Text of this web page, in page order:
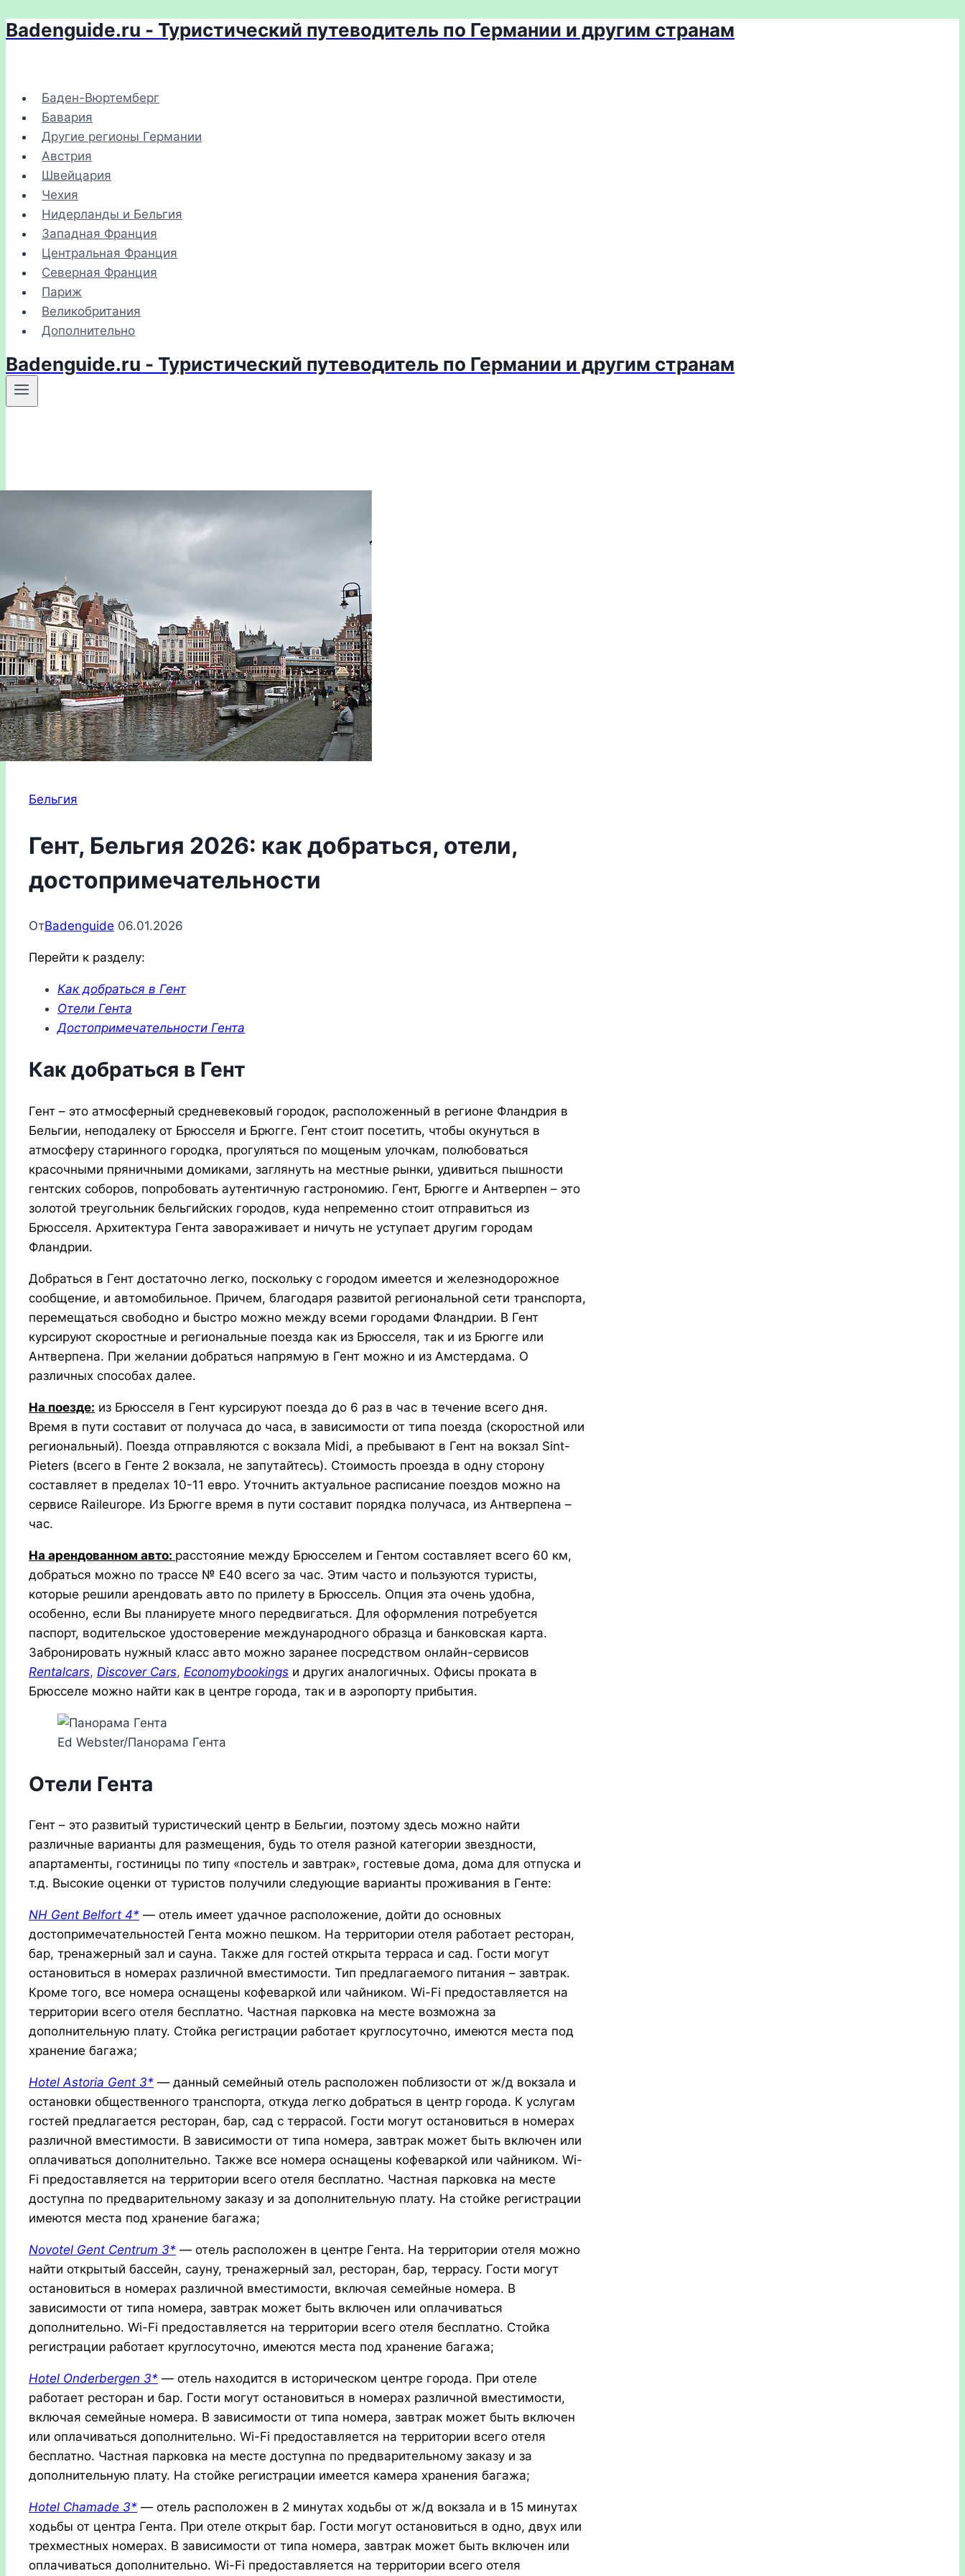
Перейти
Badenguide.ru - Туристический путеводитель по Германии и другим странам
Баден-Вюртемберг
Бавария
Другие регионы Германии
Австрия
Швейцария
Чехия
Нидерланды и Бельгия
Западная Франция
Центральная Франция
Северная Франция
Париж
Великобритания
Дополнительно
Badenguide.ru - Туристический путеводитель по Германии и другим странам
Бельгия
Гент, Бельгия 2026: как добраться, отели,
достопримечательности
ОтBadenguide 06.01.2026
Перейти к разделу:
Как добраться в Гент
Отели Гента
Достопримечательности Гента
Как добраться в Гент
Гент – это атмосферный средневековый городок, расположенный в регионе Фландрия в
Бельгии, неподалеку от Брюсселя и Брюгге. Гент стоит посетить, чтобы окунуться в
атмосферу старинного городка, прогуляться по мощеным улочкам, полюбоваться
красочными пряничными домиками, заглянуть на местные рынки, удивиться пышности
гентских соборов, попробовать аутентичную гастрономию. Гент, Брюгге и Антверпен – это
золотой треугольник бельгийских городов, куда непременно стоит отправиться из
Брюсселя. Архитектура Гента завораживает и ничуть не уступает другим городам
Фландрии.
Добраться в Гент достаточно легко, поскольку с городом имеется и железнодорожное
сообщение, и автомобильное. Причем, благодаря развитой региональной сети транспорта,
перемещаться свободно и быстро можно между всеми городами Фландрии. В Гент
курсируют скоростные и региональные поезда как из Брюсселя, так и из Брюгге или
Антверпена. При желании добраться напрямую в Гент можно и из Амстердама. О
различных способах далее.
На поезде: из Брюсселя в Гент курсируют поезда до 6 раз в час в течение всего дня.
Время в пути составит от получаса до часа, в зависимости от типа поезда (скоростной или
региональный). Поезда отправляются с вокзала Midi, а пребывают в Гент на вокзал Sint-
Pieters (всего в Генте 2 вокзала, не запутайтесь). Стоимость проезда в одну сторону
составляет в пределах 10-11 евро. Уточнить актуальное расписание поездов можно на
сервисе Raileurope. Из Брюгге время в пути составит порядка получаса, из Антверпена –
час.
На арендованном авто: расстояние между Брюсселем и Гентом составляет всего 60 км,
добраться можно по трассе № Е40 всего за час. Этим часто и пользуются туристы,
которые решили арендовать авто по прилету в Брюссель. Опция эта очень удобна,
особенно, если Вы планируете много передвигаться. Для оформления потребуется
паспорт, водительское удостоверение международного образца и банковская карта.
Забронировать нужный класс авто можно заранее посредством онлайн-сервисов
Rentalcars, Discover Cars, Economybookings и других аналогичных. Офисы проката в
Брюсселе можно найти как в центре города, так и в аэропорту прибытия.
Ed Webster/Панорама Гента
Отели Гента
Гент – это развитый туристический центр в Бельгии, поэтому здесь можно найти
различные варианты для размещения, будь то отеля разной категории звездности,
апартаменты, гостиницы по типу «постель и завтрак», гостевые дома, дома для отпуска и
т.д. Высокие оценки от туристов получили следующие варианты проживания в Генте:
NH Gent Belfort 4* — отель имеет удачное расположение, дойти до основных
достопримечательностей Гента можно пешком. На территории отеля работает ресторан,
бар, тренажерный зал и сауна. Также для гостей открыта терраса и сад. Гости могут
остановиться в номерах различной вместимости. Тип предлагаемого питания – завтрак.
Кроме того, все номера оснащены кофеваркой или чайником. Wi-Fi предоставляется на
территории всего отеля бесплатно. Частная парковка на месте возможна за
дополнительную плату. Стойка регистрации работает круглосуточно, имеются места под
хранение багажа;
Hotel Astoria Gent 3* — данный семейный отель расположен поблизости от ж/д вокзала и
остановки общественного транспорта, откуда легко добраться в центр города. К услугам
гостей предлагается ресторан, бар, сад с террасой. Гости могут остановиться в номерах
различной вместимости. В зависимости от типа номера, завтрак может быть включен или
оплачиваться дополнительно. Также все номера оснащены кофеваркой или чайником. Wi-
Fi предоставляется на территории всего отеля бесплатно. Частная парковка на месте
доступна по предварительному заказу и за дополнительную плату. На стойке регистрации
имеются места под хранение багажа;
Novotel Gent Centrum 3* — отель расположен в центре Гента. На территории отеля можно
найти открытый бассейн, сауну, тренажерный зал, ресторан, бар, террасу. Гости могут
остановиться в номерах различной вместимости, включая семейные номера. В
зависимости от типа номера, завтрак может быть включен или оплачиваться
дополнительно. Wi-Fi предоставляется на территории всего отеля бесплатно. Стойка
регистрации работает круглосуточно, имеются места под хранение багажа;
Hotel Onderbergen 3* — отель находится в историческом центре города. При отеле
работает ресторан и бар. Гости могут остановиться в номерах различной вместимости,
включая семейные номера. В зависимости от типа номера, завтрак может быть включен
или оплачиваться дополнительно. Wi-Fi предоставляется на территории всего отеля
бесплатно. Частная парковка на месте доступна по предварительному заказу и за
дополнительную плату. На стойке регистрации имеется камера хранения багажа;
Hotel Chamade 3* — отель расположен в 2 минутах ходьбы от ж/д вокзала и в 15 минутах
ходьбы от центра Гента. При отеле открыт бар. Гости могут остановиться в одно, двух или
трехместных номерах. В зависимости от типа номера, завтрак может быть включен или
оплачиваться дополнительно. Wi-Fi предоставляется на территории всего отеля